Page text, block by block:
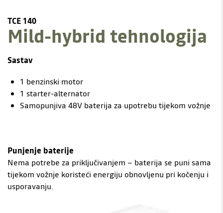
TCE 140
Mild-hybrid tehnologija
Sastav
1 benzinski motor
1 starter-alternator
Samopunjiva 48V baterija za upotrebu tijekom vožnje
Punjenje baterije
Nema potrebe za priključivanjem – baterija se puni sama
tijekom vožnje koristeći energiju obnovljenu pri kočenju i
usporavanju.